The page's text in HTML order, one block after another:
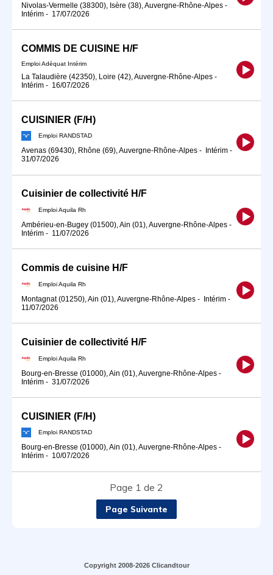
Nivolas-Vermelle (38300), Isère (38), Auvergne-Rhône-Alpes -
Intérim - 17/07/2026
COMMIS DE CUISINE H/F
Emploi Adéquat Intérim
La Talaudière (42350), Loire (42), Auvergne-Rhône-Alpes -
Intérim - 16/07/2026
CUISINIER (F/H)
Emploi RANDSTAD
Avenas (69430), Rhône (69), Auvergne-Rhône-Alpes - Intérim -
31/07/2026
Cuisinier de collectivité H/F
Emploi Aquila Rh
Ambérieu-en-Bugey (01500), Ain (01), Auvergne-Rhône-Alpes -
Intérim - 11/07/2026
Commis de cuisine H/F
Emploi Aquila Rh
Montagnat (01250), Ain (01), Auvergne-Rhône-Alpes - Intérim -
11/07/2026
Cuisinier de collectivité H/F
Emploi Aquila Rh
Bourg-en-Bresse (01000), Ain (01), Auvergne-Rhône-Alpes -
Intérim - 31/07/2026
CUISINIER (F/H)
Emploi RANDSTAD
Bourg-en-Bresse (01000), Ain (01), Auvergne-Rhône-Alpes -
Intérim - 10/07/2026
Page 1 de 2
Page Suivante
Copyright 2008-2026 Clicandtour